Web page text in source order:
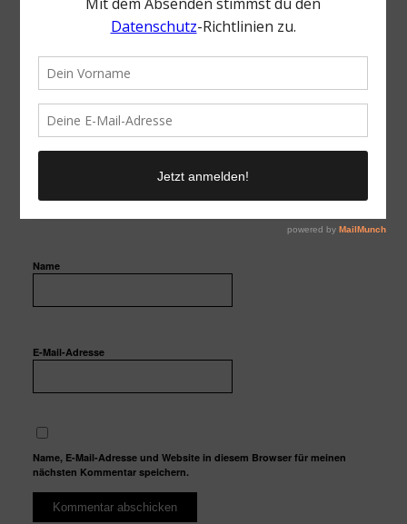
Dein Kommentar
Feel free to contribute!
Name
E-Mail-Adresse
Name, E-Mail-Adresse und Website in diesem Browser für meinen
nächsten Kommentar speichern.